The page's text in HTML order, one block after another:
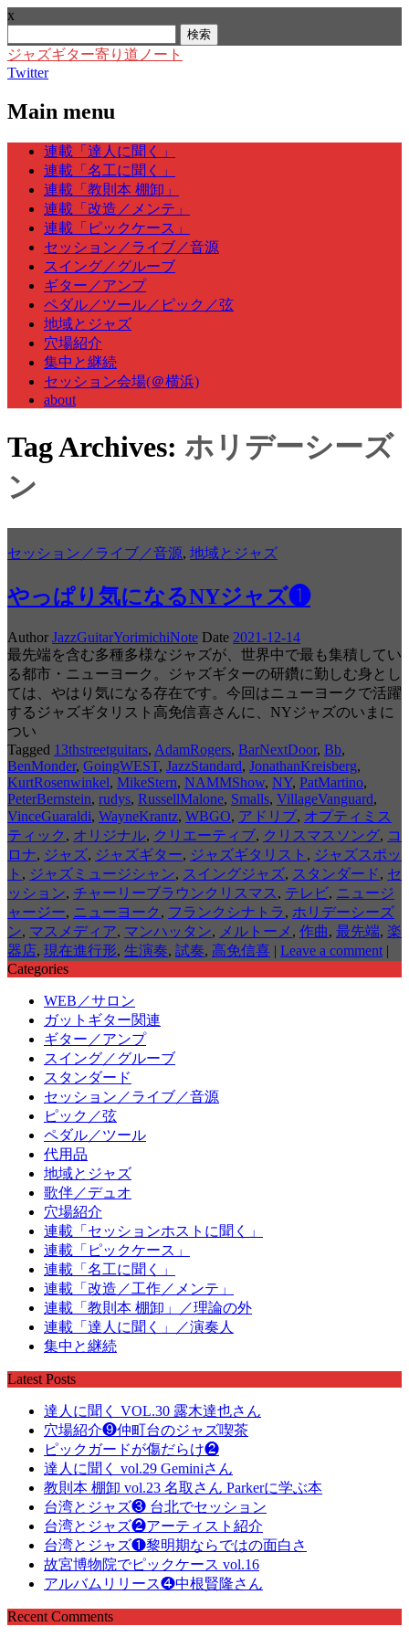
x
索:
ジャズギター寄り道ノート
Twitter
Main menu
Skip
content
連載「達人に聞く」
連載「名工に聞く」
連載「教則本 棚卸」
連載「改造／メンテ」
連載「ピックケース」
セッション／ライブ／音源
スイング／グルーブ
ギター／アンプ
ペダル／ツール／ピック／弦
地域とジャズ
穴場紹介
集中と継続
セッション会場(＠横浜)
about
Tag Archives: ホリデーシーズ
ン
セッション／ライブ／音源, 地域とジャズ
やっぱり気になるNYジャズ❶
Author JazzGuitarYorimichiNote Date 2021-12-14
最先端を含む多種多様なジャズが、世界中で最も集積してい
る都市・ニューヨーク。ジャズギターの研鑽に勤しむ身とし
ては、やはり気になる存在です。今回はニューヨークで活躍
するジャズギタリスト高免信喜さんに、NYジャズのいまに
つい
Tagged 13thstreetguitars, AdamRogers, BarNextDoor, Bb,
BenMonder, GoingWEST, JazzStandard, JonathanKreisberg,
KurtRosenwinkel, MikeStern, NAMMShow, NY, PatMartino,
PeterBernstein, rudys, RussellMalone, Smalls, VillageVanguard,
VinceGuaraldi, WayneKrantz, WBGO, アドリブ, オプティミス
ティック , オリジナル, クリエーティブ, クリスマスソング, コ
ロナ, ジャズ, ジャズギター, ジャズギタリスト , ジャズスポッ
ト , ジャズミュージシャン, スイングジャズ, スタンダード, セ
ッション, チャーリーブラウンクリスマス , テレビ, ニュージ
ャージー, ニューヨーク , フランクシナトラ, ホリデーシーズ
ン, マスメディア, マンハッタン, メルトーメ , 作曲, 最先端, 楽
器店, 現在進行形, 生演奏, 試奏, 高免信喜 | Leave a comment |
Categories
WEB／サロン
ガットギター関連
ギター／アンプ
スイング／グルーブ
スタンダード
セッション／ライブ／音源
ピック／弦
ペダル／ツール
代用品
地域とジャズ
歌伴／デュオ
穴場紹介
連載「セッションホストに聞く」
連載「ピックケース」
連載「名工に聞く」
連載「改造／工作／メンテ」
連載「教則本 棚卸」／理論の外
連載「達人に聞く」／演奏人
集中と継続
Latest Posts
達人に聞く VOL.30 露木達也さん
穴場紹介❾仲町台のジャズ喫茶
ピックガードが傷だらけ❷
達人に聞く vol.29 Geminiさん
教則本 棚卸 vol.23 名取さん Parkerに学ぶ本
台湾とジャズ❸ 台北でセッション
台湾とジャズ❷アーティスト紹介
台湾とジャズ❶黎明期ならではの面白さ
故宮博物院でピックケース vol.16
アルバムリリース❹中根賢隆さん
Recent Comments